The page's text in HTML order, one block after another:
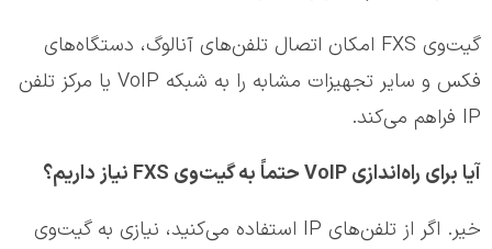
گیت‌وی FXS امکان اتصال تلفن‌های آنالوگ، دستگاه‌های
فکس و سایر تجهیزات مشابه را به شبکه VoIP یا مرکز تلفن
IP فراهم می‌کند.
آیا برای راه‌اندازی
حتماً به گیت‌وی
نیاز داریم؟
خیر. اگر از تلفن‌های IP استفاده می‌کنید، نیازی به گیت‌وی